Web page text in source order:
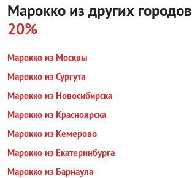
Марокко из других городов
20%
Марокко из Москвы
Марокко из Сургута
Марокко из Новосибирска
Марокко из Красноярска
Марокко из Кемерово
Марокко из Екатеринбурга
Марокко из Барнаула